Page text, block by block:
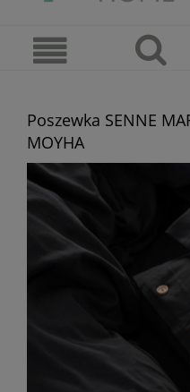
Poszewka SENNE
MOYHA